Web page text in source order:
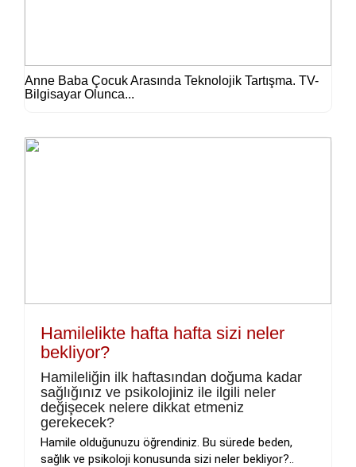
Anne Baba Çocuk Arasında Teknolojik Tartışma. TV-
Bilgisayar Olunca...
Hamilelikte hafta hafta sizi neler
bekliyor?
Hamileliğin ilk haftasından doğuma kadar
sağlığınız ve psikolojiniz ile ilgili neler
değişecek nelere dikkat etmeniz
gerekecek?
Hamile olduğunuzu öğrendiniz. Bu sürede beden,
sağlık ve psikoloji konusunda sizi neler bekliyor?..